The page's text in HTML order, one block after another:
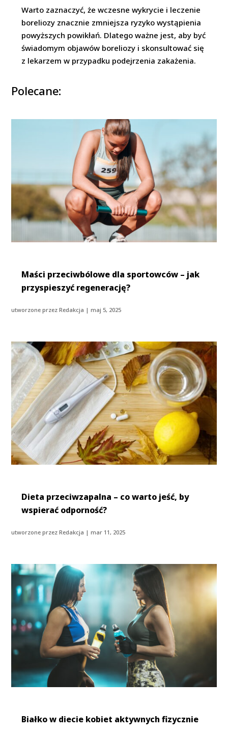
Warto zaznaczyć, że wczesne wykrycie i leczenie
boreliozy znacznie zmniejsza ryzyko wystąpienia
powyższych powikłań. Dlatego ważne jest, aby być
świadomym objawów boreliozy i skonsultować się
z lekarzem w przypadku podejrzenia zakażenia.
Polecane:
Maści przeciwbólowe dla sportowców – jak
przyspieszyć regenerację?
utworzone przezRedakcja |maj 5, 2025
Dieta przeciwzapalna – co warto jeść, by
wspierać odporność?
utworzone przezRedakcja |mar 11, 2025
Białko w diecie kobiet aktywnych fizycznie